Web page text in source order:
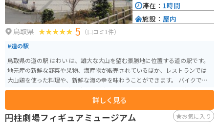
鳥取県 5 （口コミ1件）
#道の駅
鳥取県の道の駅 はわい は、雄大な大山を望む景勝地に位置する道の駅です。
地元産の新鮮な野菜や果物、海産物が販売されているほか、レストランでは
大山鶏を使った料理や、新鮮な海の幸を味わうことができます。 バイクで訪
れる場合、道の駅には広い駐車場が完備されているので安心です。大山方面
へ続くワインディングロードは、景色も良くツーリングにも最適です。周辺
には、大山まきばみるくの里や、木谷ワイン工房など、観光スポットも充実
しています。鳥取県西部を訪れた際には、ぜひ道の駅 はわい に立ち寄ってみ
詳しく見る
滞在： 1時間
施設： 屋内
円柱劇場フィギュアミュージアム お気に入り